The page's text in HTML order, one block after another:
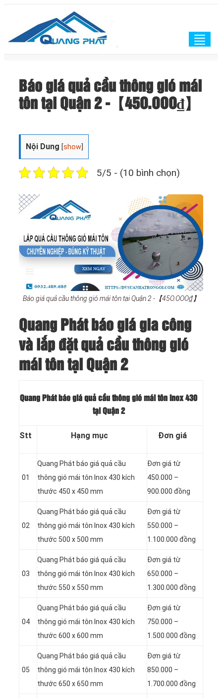
Báo giá quả cầu thông gió mái
tôn tại Quận 2 -【45O.OOO₫】
Nội Dung [show
5/5 - (10 bình chọn)
Báo giá quả cầu thông gió mái tôn tại Quận 2 -【45O.OOO₫】
Quang Phát báo giá gia công
và lắp đặt quả cầu thông gió
mái tôn tại Quận 2
Quang Phát báo giá quả cầu thông gió mái tôn Inox 430
tại Quận 2
Stt Hạng mục Đơn giá
01
Quang Phát báo giá quả cầu
thông gió mái tôn Inox 430 kích
thước 450 x 450 mm
Đơn giá từ
450.000 –
900.000 đồng
02
Quang Phát báo giá quả cầu
thông gió mái tôn Inox 430 kích
thước 500 x 500 mm
Đơn giá từ
550.000 –
1.100.000 đồng
03
Quang Phát báo giá quả cầu
thông gió mái tôn Inox 430 kích
thước 550 x 550 mm
Đơn giá từ
650.000 –
1.300.000 đồng
04
Quang Phát báo giá quả cầu
thông gió mái tôn Inox 430 kích
thước 600 x 600 mm
Đơn giá từ
750.000 –
1.500.000 đồng
05
Quang Phát báo giá quả cầu
thông gió mái tôn Inox 430 kích
thước 650 x 650 mm
Đơn giá từ
850.000 –
1.700.000 đồng